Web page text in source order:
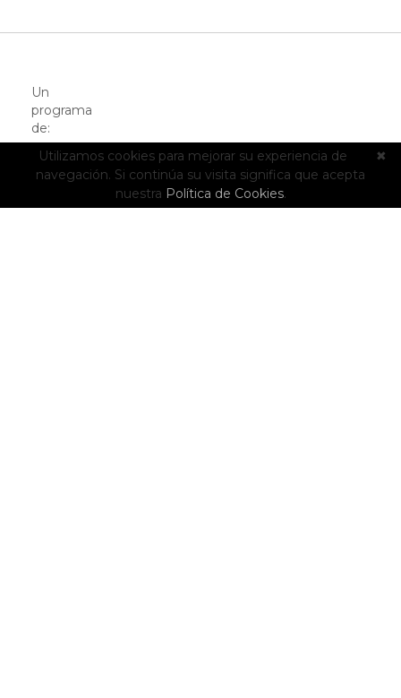
Un
programa
de:
✖
Utilizamos cookies para mejorar su experiencia de
navegación. Si continúa su visita significa que acepta
nuestra Política de Cookies.